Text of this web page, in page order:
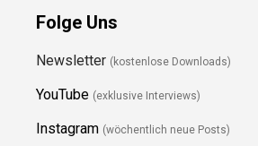
Folge Uns
Newsletter (kostenlose Downloads)
YouTube (exklusive Interviews)
Instagram (wöchentlich neue Posts)